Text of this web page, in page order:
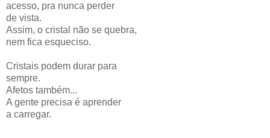
acesso, pra nunca perder
de vista.
Assim, o cristal não se quebra,
nem fica esqueciso.
Cristais podem durar para
sempre.
Afetos também...
A gente precisa é aprender
a carregar.